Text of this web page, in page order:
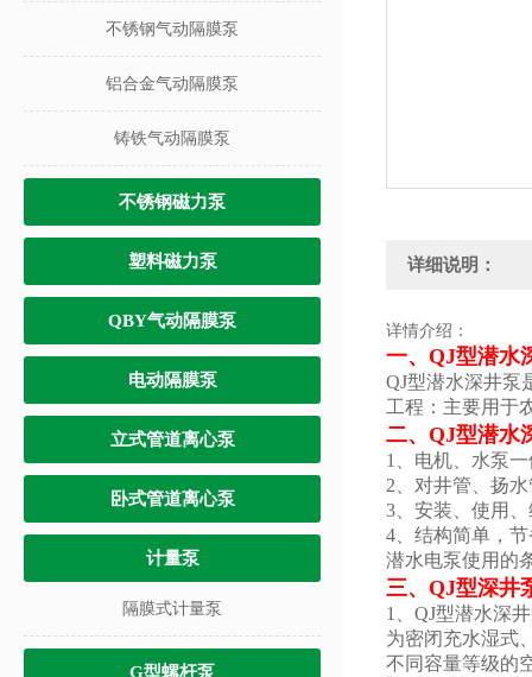
不锈钢气动隔膜泵
铝合金气动隔膜泵
铸铁气动隔膜泵
不锈钢磁力泵
塑料磁力泵
QBY气动隔膜泵
电动隔膜泵
立式管道离心泵
卧式管道离心泵
计量泵
隔膜式计量泵
G型螺杆泵
详细说明：
详情介绍：
一、 QJ型潜水
QJ型潜水深井泵
工程：主要用于
二、 QJ型潜水
1、电机、水泵
2、对井管、扬
3、安装、使用
4、结构简单，
潜水电泵使用的
三、 QJ型深井
1、QJ型潜水深
为密闭充水湿式
不同容量等级的